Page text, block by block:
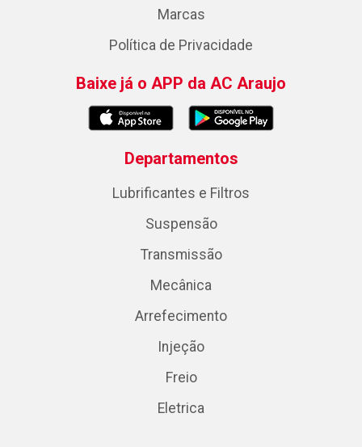
Marcas
Política de Privacidade
Baixe já o APP da AC Araujo
Departamentos
Lubrificantes e Filtros
Suspensão
Transmissão
Mecânica
Arrefecimento
Injeção
Freio
Eletrica